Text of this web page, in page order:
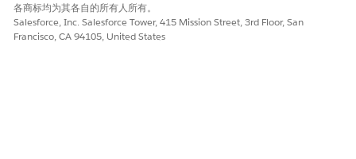
各商标均为其各自的所有人所有。
Salesforce, Inc. Salesforce Tower, 415 Mission Street, 3rd Floor, San
Francisco, CA 94105, United States